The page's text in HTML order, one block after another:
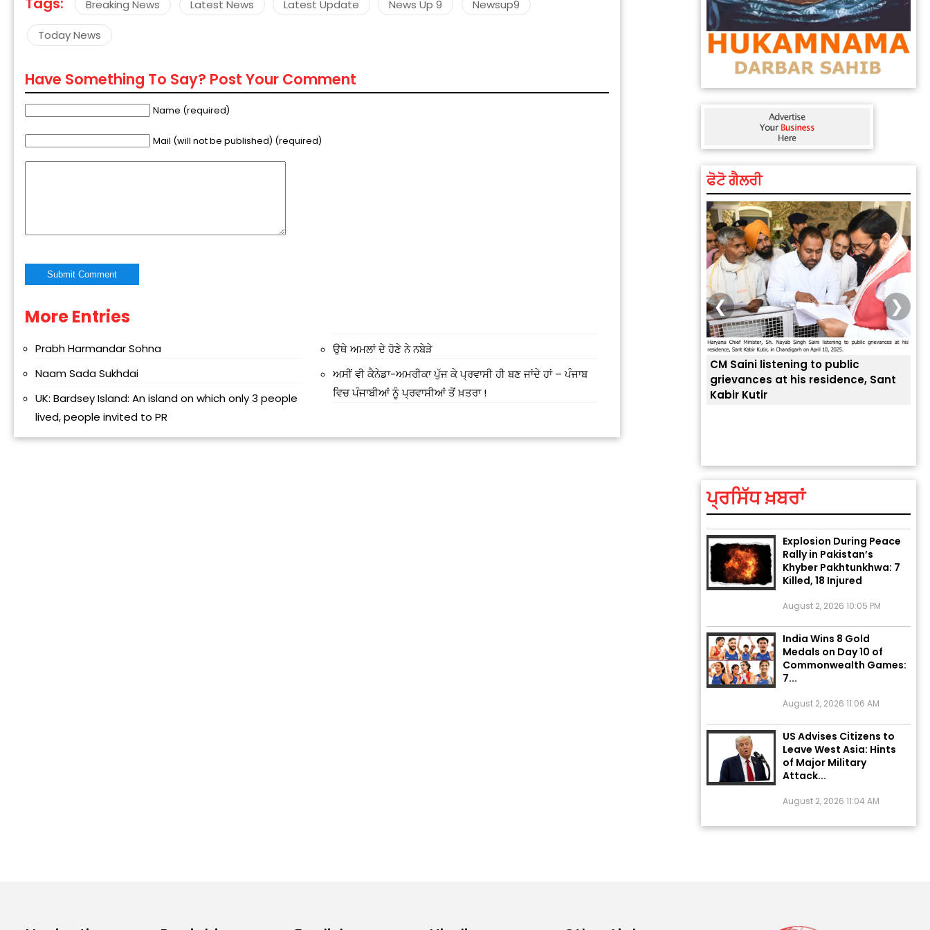
Breaking News Latest News Latest Update News Up 9 Newsup9
Today News
Have Something To Say? Post Your Comment
Name (required)
Mail (will not be published) (required)
Alternative:
More Entries
Prabh Harmandar Sohna
Naam Sada Sukhdai
UK: Bardsey Island: An island on which only 3 people
lived, people invited to PR
ਉਥੇ ਅਮਲਾਂ ਦੇ ਹੋਣੇ ਨੇ ਨਬੇੜੇ
ਅਸੀਂ ਵੀ ਕੈਨੇਡਾ-ਅਮਰੀਕਾ ਪੁੱਜ ਕੇ ਪ੍ਰਵਾਸੀ ਹੀ ਬਣ ਜਾਂਦੇ ਹਾਂ – ਪੰਜਾਬ
ਵਿਚ ਪੰਜਾਬੀਆਂ ਨੂੰ ਪ੍ਰਵਾਸੀਆਂ ਤੋਂ ਖ਼ਤਰਾ !
ਫੋਟੋ ਗੈਲਰੀ
challenge, not from the comfort
मंत्री अनिल विज ने सुनी लोगों की
CM Saini listening to public
grievances at his residence, Sant
Kabir Kutir
❮ ❯
ਪ੍ਰਸਿੱਧ ਖ਼ਬਰਾਂ
ਗ੍ਰਹਿਆਂ ਦੀ...
August 5, 2026 6:23 AM
Explosion During Peace
Rally in Pakistan’s
Khyber Pakhtunkhwa: 7
Killed, 18 Injured
India Wins 8 Gold
Medals on Day 10 of
Commonwealth Games:
7...
US Advises Citizens to
Leave West Asia: Hints
of Major Military
Attack...
Unique Wedding: Twin